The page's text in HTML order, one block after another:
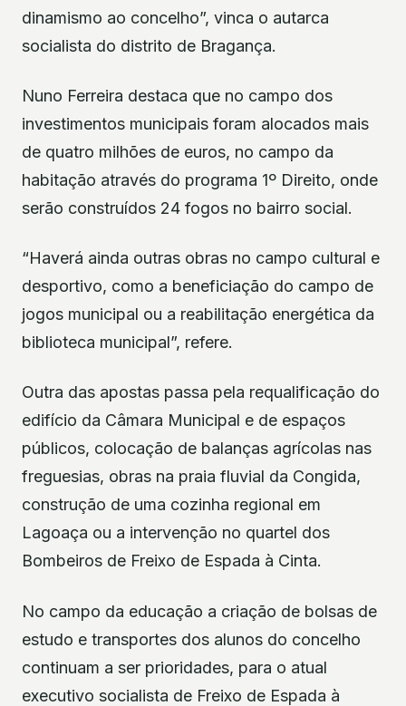
dinamismo ao concelho”, vinca o autarca
socialista do distrito de Bragança.
Nuno Ferreira destaca que no campo dos
investimentos municipais foram alocados mais
de quatro milhões de euros, no campo da
habitação através do programa 1º Direito, onde
serão construídos 24 fogos no bairro social.
“Haverá ainda outras obras no campo cultural e
desportivo, como a beneficiação do campo de
jogos municipal ou a reabilitação energética da
biblioteca municipal”, refere.
Outra das apostas passa pela requalificação do
edifício da Câmara Municipal e de espaços
públicos, colocação de balanças agrícolas nas
freguesias, obras na praia fluvial da Congida,
construção de uma cozinha regional em
Lagoaça ou a intervenção no quartel dos
Bombeiros de Freixo de Espada à Cinta.
No campo da educação a criação de bolsas de
estudo e transportes dos alunos do concelho
continuam a ser prioridades, para o atual
executivo socialista de Freixo de Espada à